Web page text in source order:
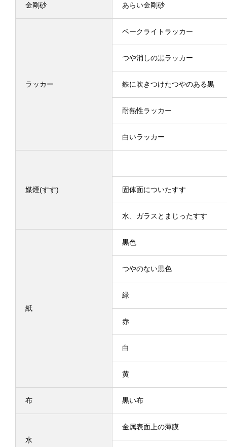
金剛砂 あらい金剛砂
ラッカー
ベークライトラッカー
つや消しの黒ラッカー
鉄に吹きつけたつやのある黒
耐熱性ラッカー
白いラッカー
媒煙(すす) 固体面についたすす
水、ガラスとまじったすす
紙
黒色
つやのない黒色
緑
赤
白
黄
布 黒い布
水
金属表面上の薄膜